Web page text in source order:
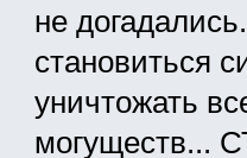
не
становиться
уничтожать
могуществ...